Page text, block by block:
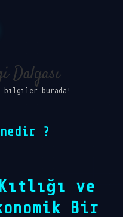
Dalgası
bilgiler burada!
nedir ?
ve
Bir